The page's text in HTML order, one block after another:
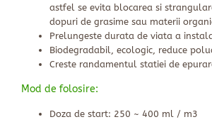
astfel se evita blocarea si
dopuri de grasime sau materii
Prelungeste durata de viata a
Biodegradabil, ecologic, reduce
Creste randamentul statiei de
Mod de folosire:
Doza de start: 250 ~ 400 ml / m3